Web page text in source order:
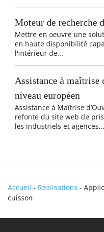
Moteur de recherche
Mettre en oeuvre une
en haute disponibilité
l'intérieur de...
Assistance à maîtrise
niveau européen
Assistance à Maîtrise
refonte du site web de
les industriels et agences...
Accueil - Réalisations -
cuisson